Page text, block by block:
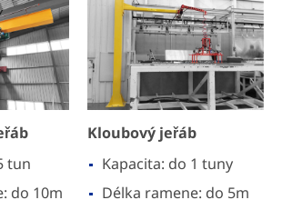
tun
do 10m
Kloubový jeřáb
Kapacita: do 1 tuny
Délka ramene: do 5m